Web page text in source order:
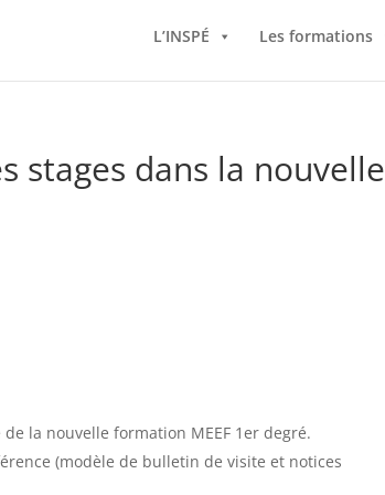
L’INSPÉ Les formations
stages dans la nouvelle
la nouvelle formation MEEF 1er degré.
(modèle de bulletin de visite et notices